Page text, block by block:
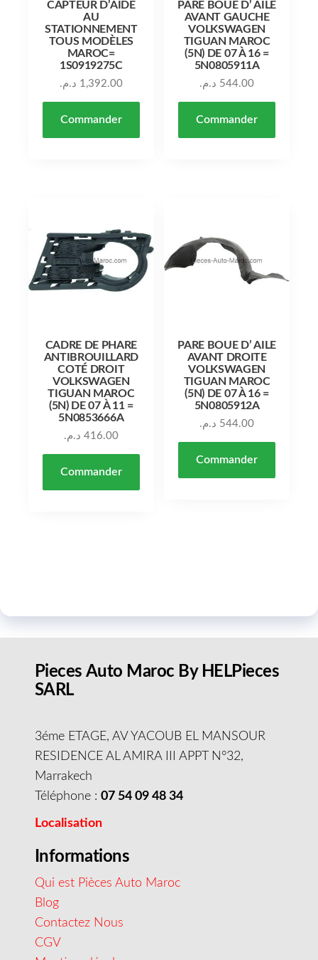
CAPTEUR D’AIDE
AU
STATIONNEMENT
TOUS MODÈLES
MAROC=
1S0919275C
1,392.00 د.م.
Commander
PARE BOUE D’ AILE
AVANT GAUCHE
VOLKSWAGEN
TIGUAN MAROC
(5N) DE 07 À 16 =
5N0805911A
544.00 د.م.
Commander
CADRE DE PHARE
ANTIBROUILLARD
COTÉ DROIT
VOLKSWAGEN
TIGUAN MAROC
(5N) DE 07 À 11 =
5N0853666A
416.00 د.م.
Commander
PARE BOUE D’ AILE
AVANT DROITE
VOLKSWAGEN
TIGUAN MAROC
(5N) DE 07 À 16 =
5N0805912A
544.00 د.م.
Commander
Pieces Auto Maroc By HELPieces
SARL
3éme ETAGE, AV YACOUB EL MANSOUR
RESIDENCE AL AMIRA III APPT N°32,
Marrakech
Téléphone : 07 54 09 48 34
Localisation
Informations
Qui est Pièces Auto Maroc
Blog
Contactez Nous
CGV